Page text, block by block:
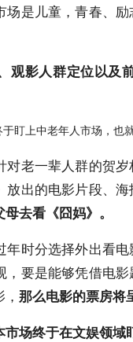
场是儿童，青春、
观影人群定位以及
对老一辈人群的贺
放出的电影片段、
去看《囧妈》。
年时分选择外出看
，要是能够凭借电
那么电影的票房将
场终于在文娱领域